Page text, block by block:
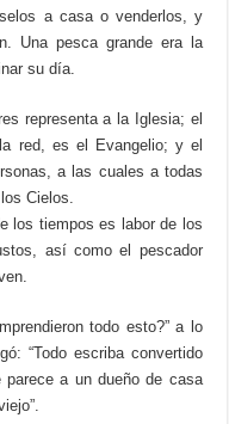
a casa o venderlos, y
Una pesca grande era la
su día.
representa a la Iglesia; el
red, es el Evangelio; y el
a las cuales a todas
Cielos.
los tiempos es labor de los
así como el pescador
todo esto?” a lo
“Todo escriba convertido
a un dueño de casa